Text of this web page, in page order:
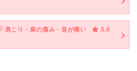
肩こり・肩の痛み・首が痛い
5.0